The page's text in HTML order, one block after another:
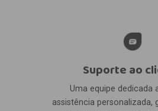
Suporte ao
Uma equipe dedicada
assistência personalizada,